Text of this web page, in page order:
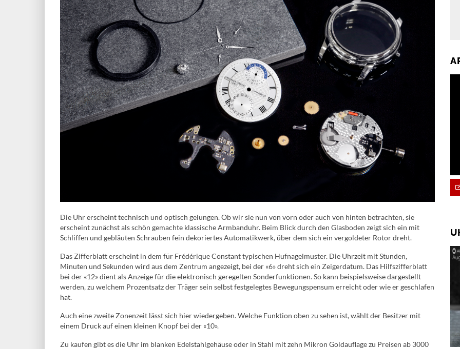
Die Uhr erscheint technisch und optisch gelungen. Ob wir sie nun von vorn oder auch von hinten betrachten, sie
erscheint zunächst als schön gemachte klassische Armbanduhr. Beim Blick durch den Glasboden zeigt sich ein mit
Schliffen und gebläuten Schrauben fein dekoriertes Automatikwerk, über dem sich ein vergoldeter Rotor dreht.
Das Zifferblatt erscheint in dem für Frédérique Constant typischen Hufnagelmuster. Die Uhrzeit mit Stunden,
Minuten und Sekunden wird aus dem Zentrum angezeigt, bei der «6» dreht sich ein Zeigerdatum. Das Hilfszifferblatt
bei der «12» dient als Anzeige für die elektronisch geregelten Sonderfunktionen. So kann beispielsweise dargestellt
werden, zu welchem Prozentsatz der Träger sein selbst festgelegtes Bewegungspensum erreicht oder wie er geschlafen
hat.
Auch eine zweite Zonenzeit lässt sich hier wiedergeben. Welche Funktion oben zu sehen ist, wählt der Besitzer mit
einem Druck auf einen kleinen Knopf bei der «10».
Zu kaufen gibt es die Uhr im blanken Edelstahlgehäuse oder in Stahl mit zehn Mikron Goldauflage zu Preisen ab 3000